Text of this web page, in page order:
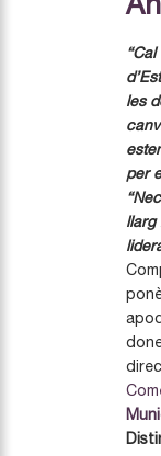
les
per
llarg